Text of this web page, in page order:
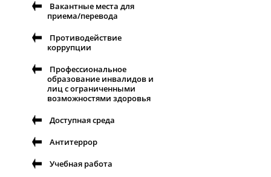
Вакантные места для
приема/перевода
Противодействие
коррупции
Профессиональное
образование инвалидов и
лиц с ограниченными
возможностями здоровья
Доступная среда
Антитеррор
Учебная работа